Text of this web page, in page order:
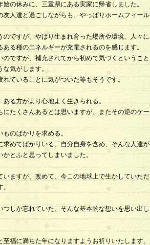
の休みに、三重県にある実家に帰省しました。
人達と過ごしながらも、やっぱりホームフィール
ですが、やはり生まれ育った場所や環境、人々に
る種のエネルギーが充電されるのを感じます。
ですが、補充されてから初めて気づくということ
気がします。
ていることに気がついた等もそうです。
る方がより心地よく生きられる。
たくさんあるとは思いますが、またその逆のケー
のばかりを求める。
めてばかりいる、自分自身を含め、そんな人達が
とふと思ってしまいました。
ますが、改めて、今この地球上で生かしていただ
しか忘れていた、そんな基本的な想いを思い出し
福に満ちた年になりますようお祈りいたします。